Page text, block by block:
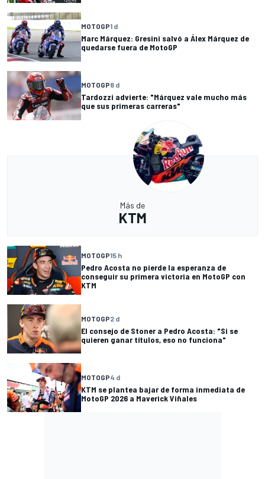
MOTOGP1 d
Marc Márquez: Gresini salvó a Álex Márquez de
quedarse fuera de MotoGP
MOTOGP8 d
Tardozzi advierte: "Márquez vale mucho más
que sus primeras carreras"
Más de
KTM
MOTOGP15 h
Pedro Acosta no pierde la esperanza de
conseguir su primera victoria en MotoGP con
KTM
MOTOGP2 d
El consejo de Stoner a Pedro Acosta: "Si se
quieren ganar títulos, eso no funciona"
MOTOGP4 d
KTM se plantea bajar de forma inmediata de
MotoGP 2026 a Maverick Viñales